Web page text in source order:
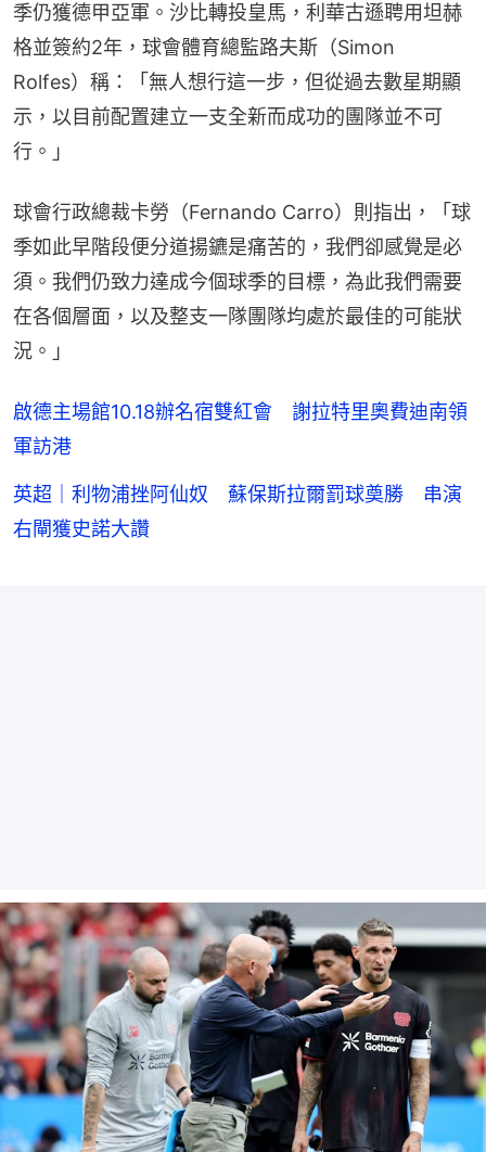
季仍獲德甲亞軍。沙比轉投皇馬，利華古遜聘用坦赫
格並簽約2年，球會體育總監路夫斯（Simon
Rolfes）稱：「無人想行這一步，但從過去數星期顯
示，以目前配置建立一支全新而成功的團隊並不可
行。」
球會行政總裁卡勞（Fernando Carro）則指出，「球
季如此早階段便分道揚鑣是痛苦的，我們卻感覺是必
須。我們仍致力達成今個球季的目標，為此我們需要
在各個層面，以及整支一隊團隊均處於最佳的可能狀
況。」
啟德主場館10.18辦名宿雙紅會 謝拉特里奧費迪南領
軍訪港
英超｜利物浦挫阿仙奴 蘇保斯拉爾罰球奠勝 串演
右閘獲史諾大讚